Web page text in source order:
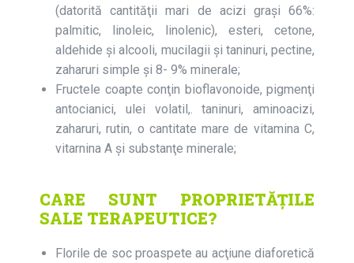
(datorită cantităţii mari de acizi graşi 66%:
palmitic, linoleic, linolenic), esteri, cetone,
aldehide şi alcooli, mucilagii şi taninuri, pectine,
zaharuri simple și 8- 9% minerale;
Fructele coapte conţin bioflavonoide, pigmenţi
antocianici, ulei volatil,. taninuri, aminoacizi,
zaharuri, rutin, o cantitate mare de vitamina C,
vitarnina A şi substanţe minerale;
CARE SUNT PROPRIETĂȚILE
SALE TERAPEUTICE?
Florile de soc proaspete au acţiune diaforetică